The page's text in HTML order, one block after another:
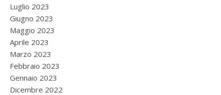
Luglio 2023
Giugno 2023
Maggio 2023
Aprile 2023
Marzo 2023
Febbraio 2023
Gennaio 2023
Dicembre 2022